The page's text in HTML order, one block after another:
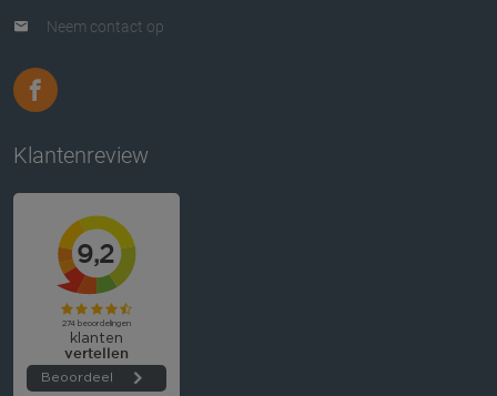
Neem contact op
Klantenreview